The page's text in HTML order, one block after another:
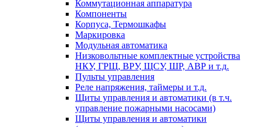
Коммутационная аппаратура
Компоненты
Корпуса, Термошкафы
Маркировка
Модульная автоматика
Низковольтные комплектные устройства
НКУ, ГРЩ, ВРУ, ЩСУ, ШР, АВР и т.д.
Пульты управления
Реле напряжения, таймеры и т.д.
Щиты управления и автоматики (в т.ч.
управление пожарными насосами)
Щиты управления и автоматики